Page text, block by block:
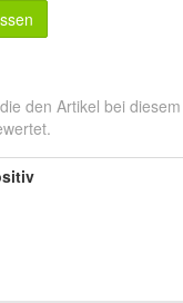
den Artikel bei